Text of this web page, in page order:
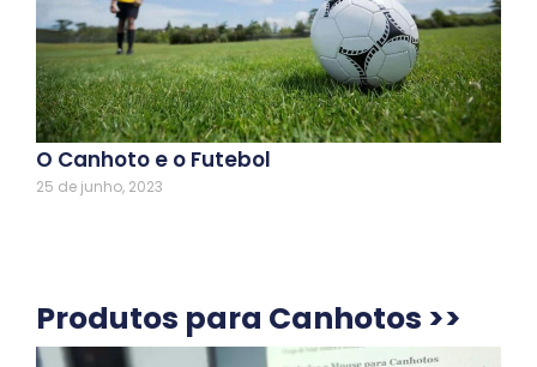
O Canhoto e o Futebol
25 de junho, 2023
Produtos para Canhotos >>